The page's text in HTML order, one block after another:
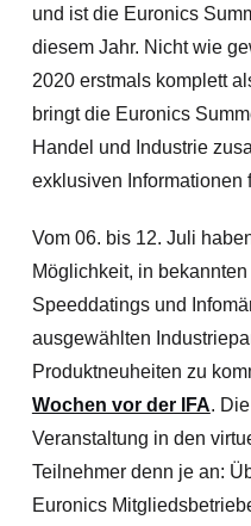
und ist die Euronics
diesem Jahr. Nicht wie
2020 erstmals komplett
bringt die Euronics
Handel und Industrie
exklusiven Informationen
Vom 06. bis 12. Juli
Möglichkeit, in
Speeddatings und
ausgewählten
Produktneuheiten zu
Wochen vor der IFA.
Veranstaltung in den
Teilnehmer denn je an:
Euronics